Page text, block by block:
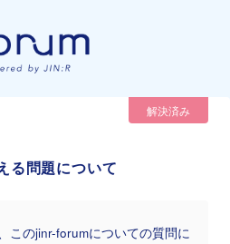
解決済み
る問題について
このjinr-forumについての質問に